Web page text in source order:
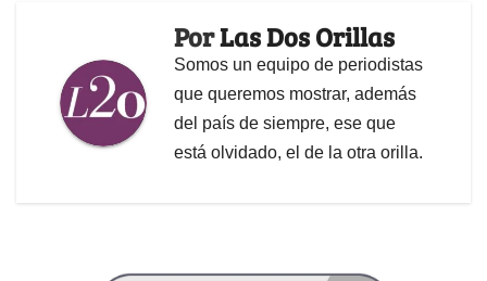
PorLas Dos Orillas
Somos un equipo de periodistas
que queremos mostrar, además
del país de siempre, ese que
está olvidado, el de la otra orilla.